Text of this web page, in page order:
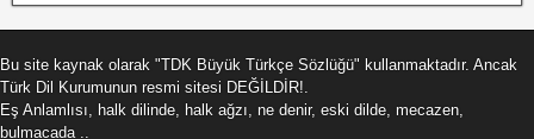
Bu site kaynak olarak "TDK Büyük Türkçe Sözlüğü" kullanmaktadır. Ancak
Türk Dil Kurumunun resmi sitesi DEĞİLDİR!.
Eş Anlamlısı, halk dilinde, halk ağzı, ne denir, eski dilde, mecazen,
bulmacada ..